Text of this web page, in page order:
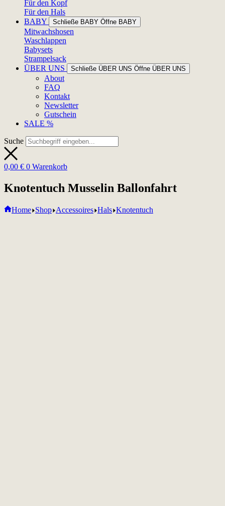
Für den Kopf
Für den Hals
BABY
Schließe BABY Öffne BABY
Mitwachshosen
Waschlappen
Babysets
Strampelsack
ÜBER UNS
Schließe ÜBER UNS Öffne ÜBER UNS
About
FAQ
Kontakt
Newsletter
Gutschein
SALE %
Suche
0,00 € 0 Warenkorb
Knotentuch Musselin Ballonfahrt
Home Shop Accessoires Hals Knotentuch